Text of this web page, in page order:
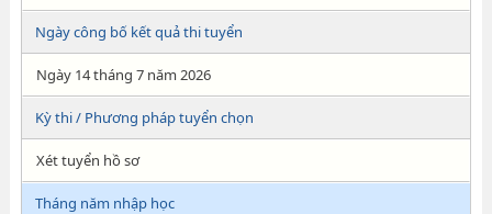
Ngày công bố kết quả thi tuyển
Ngày 14 tháng 7 năm 2026
Kỳ thi / Phương pháp tuyển chọn
Xét tuyển hồ sơ
Tháng năm nhập học